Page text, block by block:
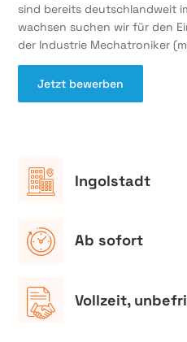
sind bereits deutschlandweit
wachsen suchen wir für den
der Industrie Mechatroniker
Jetzt bewerben
Ingolstadt
Ab sofort
Vollzeit,